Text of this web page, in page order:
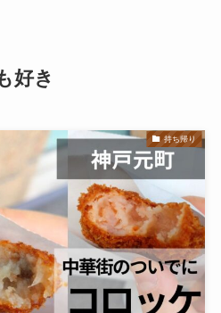
好き
持ち帰り